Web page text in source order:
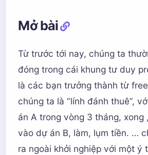
Mở bài
Từ trước tới nay, chúng ta
đóng trong cái khung tư duy
là các bạn trưởng thành từ
chúng ta là “lính đánh thuê”,
án A trong vòng 3 tháng, xong
vào dự án B, làm, lụm tiền. …
ra ngoài khởi nghiệp với một ý